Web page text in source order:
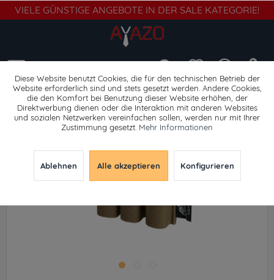
VIELE GÜNSTIGE ANGEBOTE IN DER SALE KATEGORIE!
Waffenzubehör
Diese Website benutzt Cookies, die für den technischen Betrieb der
Website erforderlich sind und stets gesetzt werden. Andere Cookies,
die den Komfort bei Benutzung dieser Website erhöhen, der
Direktwerbung dienen oder die Interaktion mit anderen Websites
und sozialen Netzwerken vereinfachen sollen, werden nur mit Ihrer
Zustimmung gesetzt. Mehr Informationen
Ablehnen Alle akzeptieren Konfigurieren